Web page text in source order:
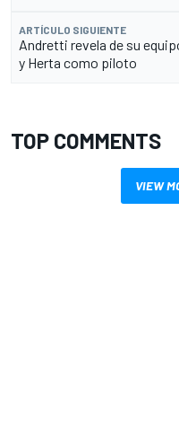
ARTÍCULO SIGUIENTE
Andretti revela de su
y Herta como piloto
TOP COMMENTS
VIEW